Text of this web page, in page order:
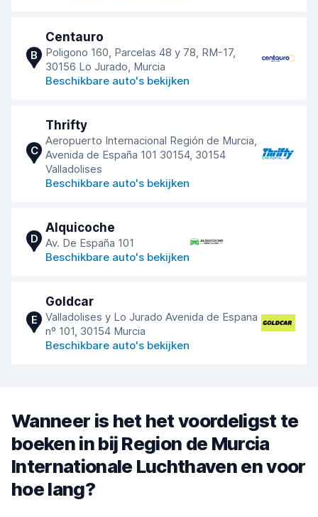
B
Centauro
Poligono 160, Parcelas 48 y 78, RM-17,
30156 Lo Jurado, Murcia
Beschikbare auto's bekijken
C
Thrifty
Aeropuerto Internacional Región de Murcia,
Avenida de España 101 30154, 30154
Valladolises
Beschikbare auto's bekijken
D
Alquicoche
Av. De España 101
Beschikbare auto's bekijken
E
Goldcar
Valladolises y Lo Jurado Avenida de Espana
nº 101, 30154 Murcia
Beschikbare auto's bekijken
Wanneer is het het voordeligst te
boeken in bij Region de Murcia
Internationale Luchthaven en voor
hoe lang?